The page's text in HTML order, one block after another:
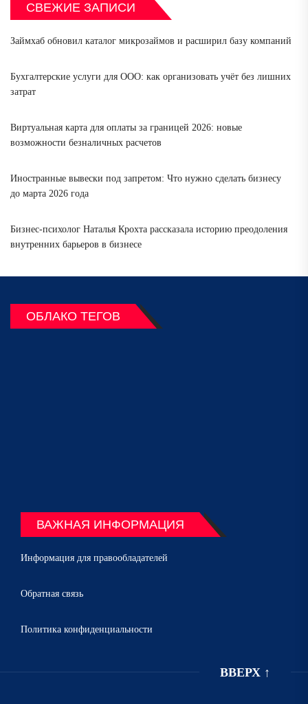
СВЕЖИЕ ЗАПИСИ
Займхаб обновил каталог микрозаймов и расширил базу компаний
Бухгалтерские услуги для ООО: как организовать учёт без лишних
затрат
Виртуальная карта для оплаты за границей 2026: новые
возможности безналичных расчетов
Иностранные вывески под запретом: Что нужно сделать бизнесу
до марта 2026 года
Бизнес-психолог Наталья Крохта рассказала историю преодоления
внутренних барьеров в бизнесе
ОБЛАКО ТЕГОВ
ВАЖНАЯ ИНФОРМАЦИЯ
Информация для правообладателей
Обратная связь
Политика конфиденциальности
ВВЕРХ ↑